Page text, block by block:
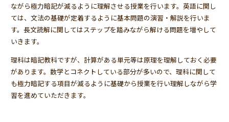
ながら極力暗記が減るように理解させる授業を行います。英語に関し
ては、文法の基礎が定着するように基本問題の演習・解説を行いま
す。長文読解に関してはステップを踏みながら解ける問題を増やして
いきます。
理科は暗記教科ですが、計算がある単元等は原理を理解しておく必要
があります。数学とコネクトしている部分が多いので、理科に関して
も極力暗記する項目が減るように基礎から授業を行い理解しながら学
習を進めていただきます。